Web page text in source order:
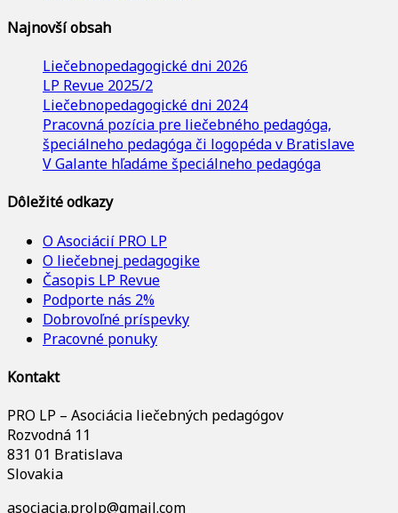
Najnovší obsah
Liečebnopedagogické dni 2026
LP Revue 2025/2
Liečebnopedagogické dni 2024
Pracovná pozícia pre liečebného pedagóga,
špeciálneho pedagóga či logopéda v Bratislave
V Galante hľadáme špeciálneho pedagóga
Dôležité odkazy
O Asociácií PRO LP
O liečebnej pedagogike
Časopis LP Revue
Podporte nás 2%
Dobrovoľné príspevky
Pracovné ponuky
Kontakt
PRO LP – Asociácia liečebných pedagógov
Rozvodná 11
831 01 Bratislava
Slovakia
asociacia.prolp@gmail.com